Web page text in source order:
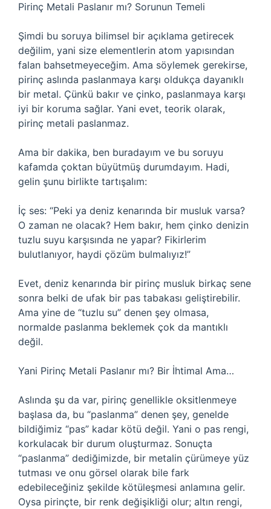
Pirinç Metali Paslanır mı? Sorunun Temeli
Şimdi bu soruya bilimsel bir açıklama getirecek
değilim, yani size elementlerin atom yapısından
falan bahsetmeyeceğim. Ama söylemek gerekirse,
pirinç aslında paslanmaya karşı oldukça dayanıklı
bir metal. Çünkü bakır ve çinko, paslanmaya karşı
iyi bir koruma sağlar. Yani evet, teorik olarak,
pirinç metali paslanmaz.
Ama bir dakika, ben buradayım ve bu soruyu
kafamda çoktan büyütmüş durumdayım. Hadi,
gelin şunu birlikte tartışalım:
İç ses: “Peki ya deniz kenarında bir musluk varsa?
O zaman ne olacak? Hem bakır, hem çinko denizin
tuzlu suyu karşısında ne yapar? Fikirlerim
bulutlanıyor, haydi çözüm bulmalıyız!”
Evet, deniz kenarında bir pirinç musluk birkaç sene
sonra belki de ufak bir pas tabakası geliştirebilir.
Ama yine de “tuzlu su” denen şey olmasa,
normalde paslanma beklemek çok da mantıklı
değil.
Yani Pirinç Metali Paslanır mı? Bir İhtimal Ama…
Aslında şu da var, pirinç genellikle oksitlenmeye
başlasa da, bu “paslanma” denen şey, genelde
bildiğimiz “pas” kadar kötü değil. Yani o pas rengi,
korkulacak bir durum oluşturmaz. Sonuçta
“paslanma” dediğimizde, bir metalin çürümeye yüz
tutması ve onu görsel olarak bile fark
edebileceğiniz şekilde kötüleşmesi anlamına gelir.
Oysa pirinçte, bir renk değişikliği olur; altın rengi,